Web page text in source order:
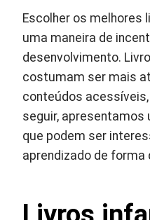
Escolher os melhores
uma maneira de
desenvolvimento.
costumam ser mais
conteúdos
seguir, apresentamos
que podem ser
aprendizado de forma